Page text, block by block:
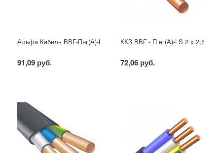
Альфа Кабель ВВГ-Пнг(А)-LS 3х2,5 ГОСТ
91,09 руб.
ККЗ ВВГ - П нг(А)-LS 2 х 2,5
72,06 руб.